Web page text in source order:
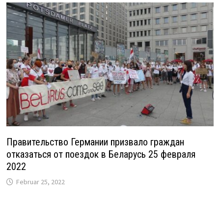
Правительство Германии призвало граждан
отказаться от поездок в Беларусь 25 февраля
2022
Februar 25, 2022